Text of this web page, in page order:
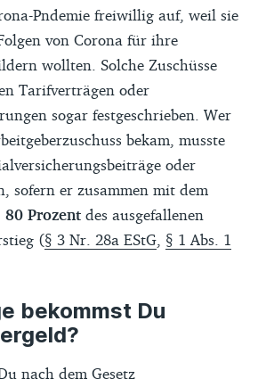
Pndemie freiwillig auf, weil sie
von Corona für ihre
wollten. Solche Zuschüsse
Tarifverträgen oder
sogar festgeschrieben. Wer
bekam, musste
oder
sofern er zusammen mit dem
80 Prozent des ausgefallenen
(§ 3 Nr. 28a EStG § 1 Abs. 1
bekommst Du
nach dem Gesetz